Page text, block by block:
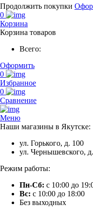
Продолжить покупки
0
Корзина
Корзина товаров
Всего:
Оформить
0
Избранное
0
Сравнение
Меню
Наши магазины в Якутске:
ул. Горького, д. 100
ул. Чернышевского,
Режим работы:
Пн-Сб: с 10:00 до
Вс: с 10:00 до 18:00
Без выходных